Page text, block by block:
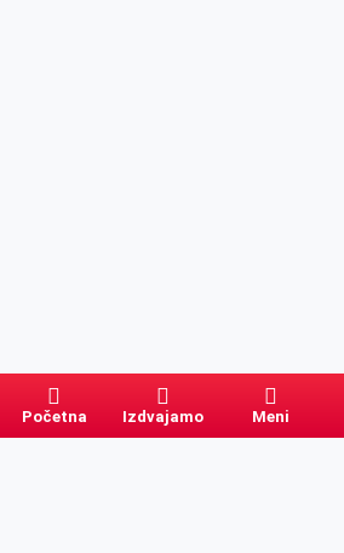
Početna Izdvajamo Meni